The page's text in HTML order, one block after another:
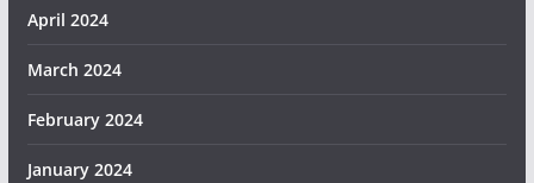
April 2024
March 2024
February 2024
January 2024